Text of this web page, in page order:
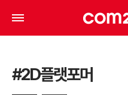
#2D플랫포머